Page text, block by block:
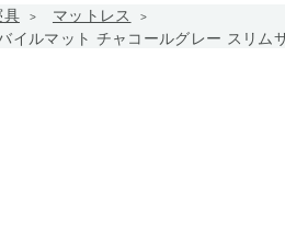
具
マットレス
イルマット チャコールグレー スリム